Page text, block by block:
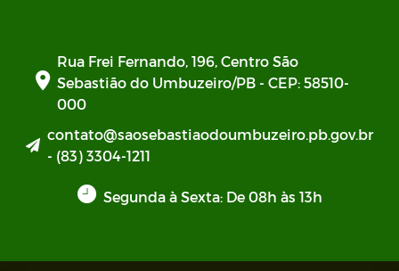
Rua Frei Fernando, 196, Centro São
Sebastião do Umbuzeiro/PB - CEP: 58510-
000
contato@saosebastiaodoumbuzeiro.pb.gov.br
- (83) 3304-1211
Segunda à Sexta: De 08h às 13h